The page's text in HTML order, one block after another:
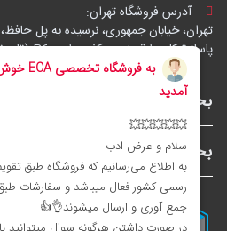
آدرس فروشگاه تهران:
تهران، خیابان جمهوری، نرسیده به پل حافظ،
پاساژ توکل، طبقه زیرهمکف، واحد B6 (تاپ ترونیک)
بخش‌های فروشگاه
بخش‌های سایت